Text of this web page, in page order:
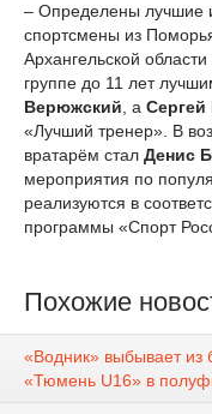
– Определены лучшие
спортсмены из
Архангельской области
группе до 11 лет
Верюжский , а Сергей
«Лучший тренер». В
вратарём стал Денис
мероприятия по
реализуются в
программы «Спорт
Похожие
«Водник» выбывает из
«Тюмень U16» в